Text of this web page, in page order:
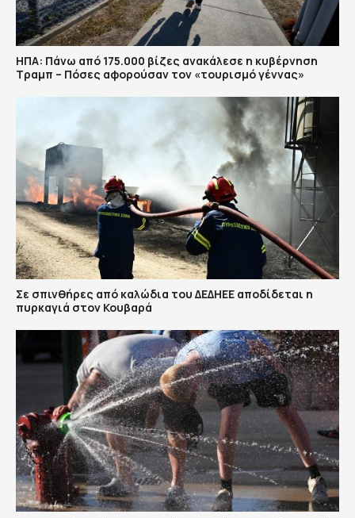
ΗΠΑ: Πάνω από 175.000 βίζες ανακάλεσε η κυβέρνηση
Τραμπ – Πόσες αφορούσαν τον «τουρισμό γέννας»
Σε σπινθήρες από καλώδια του ΔΕΔΗΕΕ αποδίδεται η
πυρκαγιά στον Κουβαρά